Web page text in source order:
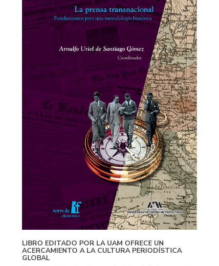
LIBRO EDITADO POR LA UAM OFRECE UN
ACERCAMIENTO A LA CULTURA PERIODÍSTICA
GLOBAL